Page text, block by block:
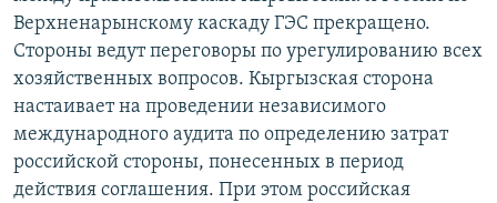
Верхненарынскому каскаду ГЭС прекращено.
Стороны ведут переговоры по урегулированию всех
хозяйственных вопросов. Кыргызская сторона
настаивает на проведении независимого
международного аудита по определению затрат
российской стороны, понесенных в период
действия соглашения. При этом российская